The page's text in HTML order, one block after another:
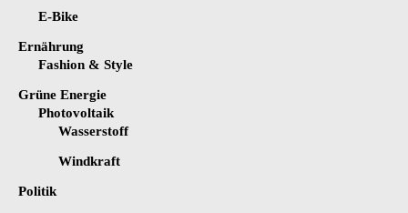
E-Bike
Ernährung
Fashion & Style
Grüne Energie
Photovoltaik
Wasserstoff
Windkraft
Politik